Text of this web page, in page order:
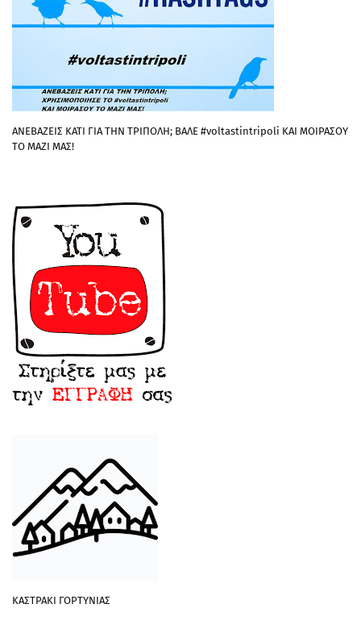
ΑΝΕΒΑΖΕΙΣ ΚΑΤΙ ΓΙΑ ΤΗΝ ΤΡΙΠΟΛΗ; ΒΑΛΕ #voltastintripoli ΚΑΙ ΜΟΙΡΑΣΟΥ
ΤΟ ΜΑΖΙ ΜΑΣ!
ΚΑΣΤΡΑΚΙ ΓΟΡΤΥΝΙΑΣ